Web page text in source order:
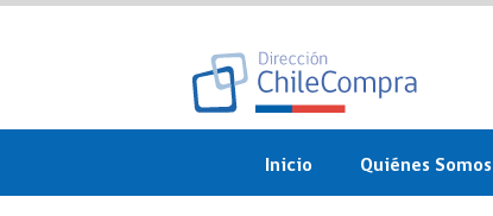
Inicio Quiénes Somos